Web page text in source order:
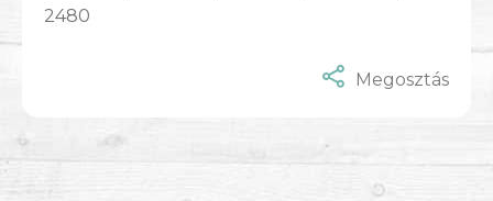
2480
Megosztás